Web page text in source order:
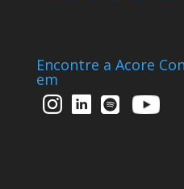
Encontre a Acore
em